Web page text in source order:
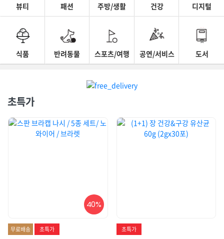
뷰티 패션 주방/생활 건강 디지털
식품 반려동물 스포츠/여행 공연/서비스 도서
초특가
40%
무료배송 초특가 초특가